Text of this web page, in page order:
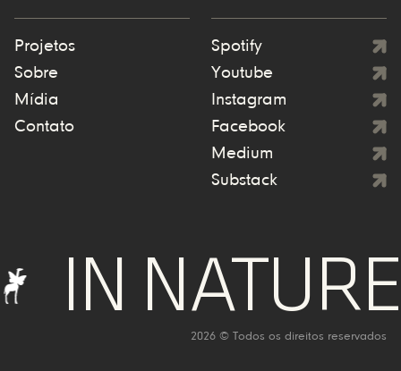
Projetos
Sobre
Mídia
Contato
Spotify
Youtube
Instagram
Facebook
Medium
Substack
WE
2026 © Todos os direitos reservados